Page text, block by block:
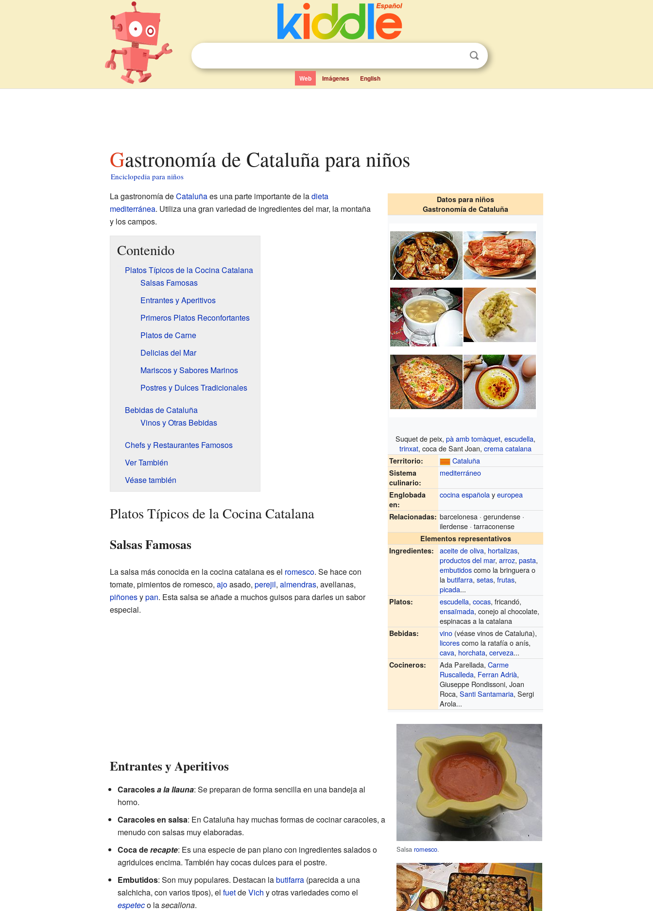
Web Imágenes English
Gastronomía de Cataluña para niños
Enciclopedia para niños
Datos para niños
Gastronomía de Cataluña
Suquet de peix,pà amb tomàquet,escudella,
trinxat, coca de Sant Joan,crema catalana
Territorio: Cataluña
Sistema
culinario:
mediterráneo
Englobada
en:
cocina españolayeuropea
Relacionadas: barcelonesa · gerundense ·
ilerdense · tarraconense
Elementos representativos
Ingredientes:
aceite de oliva, hortalizas,
productos del mar,arroz,pasta,
embutidoscomo la bringuera o
labutifarra,setas,frutas,
picada...
Platos: escudella,cocas, fricandó,
ensaïmada, conejo al chocolate,
espinacas a la catalana
Bebidas: vino (véase vinos de Cataluña),
licorescomo la ratafía o anís,
cava, horchata,cerveza...
Cocineros: Ada Parellada,Carme
Ruscalleda, Ferran Adrià,
Giuseppe Rondissoni, Joan
Roca,Santi Santamaria, Sergi
Arola...
La gastronomía deCataluñaes una parte importante de ladieta
mediterránea. Utiliza una gran variedad de ingredientes del mar, la montaña
y los campos.
Contenido
Platos Típicos de la Cocina Catalana
Salsas Famosas
Entrantes y Aperitivos
Primeros Platos Reconfortantes
Platos de Carne
Delicias del Mar
Mariscos y Sabores Marinos
Postres y Dulces Tradicionales
Bebidas de Cataluña
Vinos y Otras Bebidas
Chefs y Restaurantes Famosos
Ver También
Véase también
Platos Típicos de la Cocina Catalana
Salsas Famosas
Salsaromesco.
La salsa más conocida en la cocina catalana es el romesco. Se hace con
tomate, pimientos de romesco, ajoasado, perejil, almendras, avellanas,
piñonesypan. Esta salsa se añade a muchos guisos para darles un sabor
especial.
Entrantes y Aperitivos
Caracolesa la llauna: Se preparan de forma sencilla en una bandeja al
horno.
Caracoles en salsa: En Cataluña hay muchas formas de cocinar caracoles, a
menudo con salsas muy elaboradas.
Coca derecapte: Es una especie de pan plano con ingredientes salados o
agridulces encima. También hay cocas dulces para el postre.
Embutidos: Son muy populares. Destacan labutifarra(parecida a una
salchicha, con varios tipos), el fuetdeVich y otras variedades como el
espeteco lasecallona.